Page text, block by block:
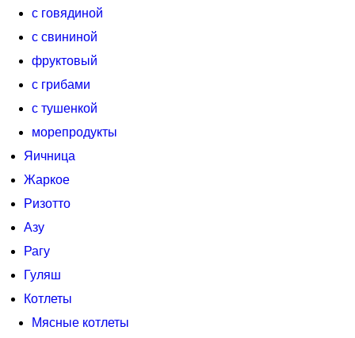
с говядиной
с свининой
фруктовый
с грибами
с тушенкой
морепродукты
Яичница
Жаркое
Ризотто
Азу
Рагу
Гуляш
Котлеты
Мясные котлеты